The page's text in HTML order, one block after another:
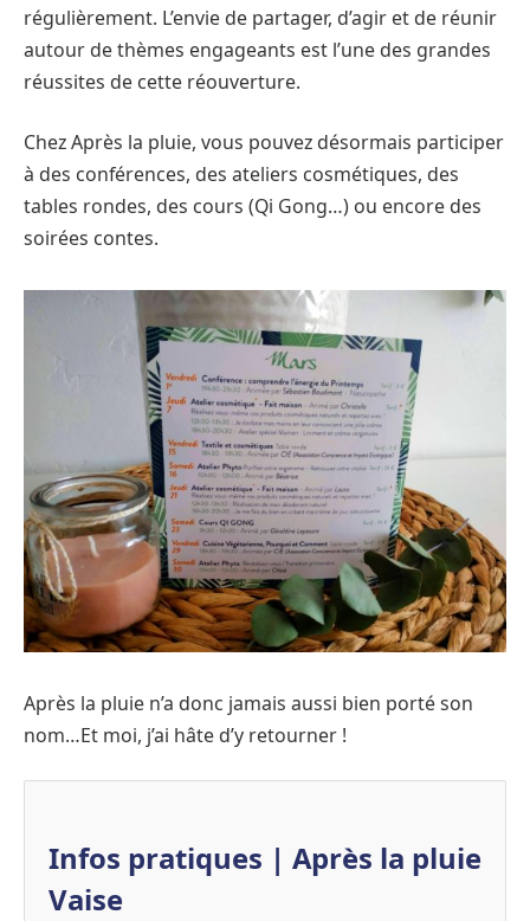
régulièrement. L’envie de partager, d’agir et de réunir
autour de thèmes engageants est l’une des grandes
réussites de cette réouverture.
Chez Après la pluie, vous pouvez désormais participer
à des conférences, des ateliers cosmétiques, des
tables rondes, des cours (Qi Gong…) ou encore des
soirées contes.
Après la pluie n’a donc jamais aussi bien porté son
nom…Et moi, j’ai hâte d’y retourner !
Infos pratiques | Après la pluie
Vaise